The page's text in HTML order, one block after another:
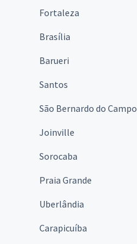
Fortaleza
Brasília
Barueri
Santos
São Bernardo do Campo
Joinville
Sorocaba
Praia Grande
Uberlândia
Carapicuíba